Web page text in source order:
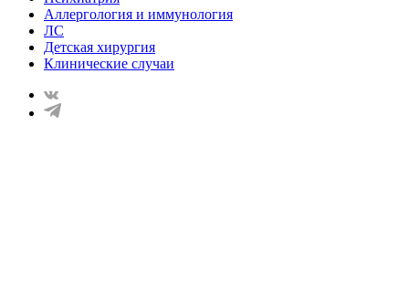
Аллергология и иммунология
ЛС
Детская хирургия
Клинические случаи